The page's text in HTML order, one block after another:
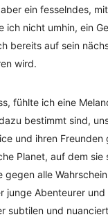
ein fesselndes,
nicht umhin, ein
bereits auf sein
wird.
fühlte ich eine
bestimmt sind,
und ihren
Planet, auf dem
alle
Abenteurer
subtilen und